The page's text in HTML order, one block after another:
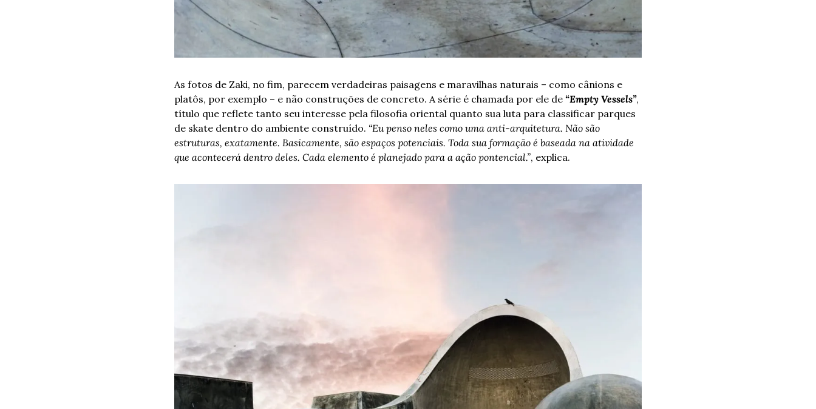
As fotos de Zaki, no fim, parecem verdadeiras paisagens e maravilhas naturais – como cânions e
platôs, por exemplo – e não construções de concreto. A série é chamada por ele de “Empty Vessels”,
título que reflete tanto seu interesse pela filosofia oriental quanto sua luta para classificar parques
de skate dentro do ambiente construído. “Eu penso neles como uma anti-arquitetura. Não são
estruturas, exatamente. Basicamente, são espaços potenciais. Toda sua formação é baseada na atividade
que acontecerá dentro deles. Cada elemento é planejado para a ação pontencial.”, explica.